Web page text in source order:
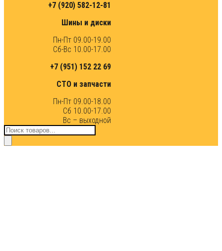
+7 (920) 582-12-81
Шины и диски
Пн-Пт 09.00-19.00
Сб-Вс 10.00-17.00
+7 (951) 152 22 69
СТО и запчасти
Пн-Пт 09.00-18.00
Сб 10.00-17.00
Вс – выходной
Поиск
товаров